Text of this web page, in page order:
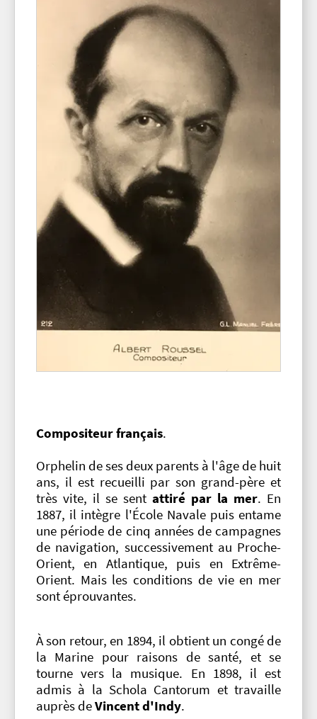
Compositeur français.
Orphelin de ses deux parents à l'âge de huit
ans, il est recueilli par son grand-père et
très vite, il se sent attiré par la mer. En
1887, il intègre l'École Navale puis entame
une période de cinq années de campagnes
de navigation, successivement au Proche-
Orient, en Atlantique, puis en Extrême-
Orient. Mais les conditions de vie en mer
sont éprouvantes.
À son retour, en 1894, il obtient un congé de
la Marine pour raisons de santé, et se
tourne vers la musique. En 1898, il est
admis à la Schola Cantorum et travaille
auprès deVincent d'Indy.